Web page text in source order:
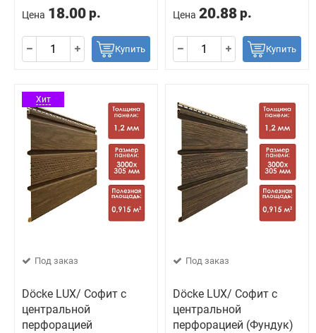
Цена 18.00 р.
Купить
Цена 20.88 р.
Купить
Хит
Под заказ
Döcke LUX/ Софит с
центральной
перфорацией
Под заказ
Döcke LUX/ Софит с
центральной
перфорацией (Фундук)